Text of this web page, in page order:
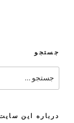
جستجو
برای
درباره این